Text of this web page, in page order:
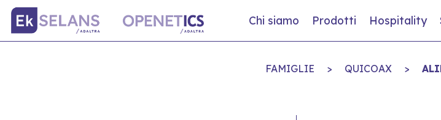
Chi siamo Prodotti Hospitality
FAMIGLIE > QUICOAX >